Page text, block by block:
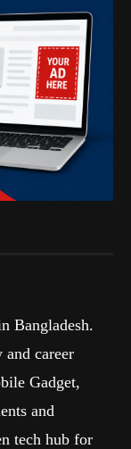
Bangladesh.
and career
Gadget,
and
tech hub for